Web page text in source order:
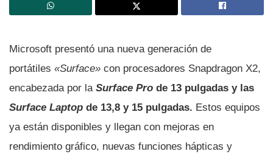
Microsoft presentó una nueva generación de
portátiles «Surface» con procesadores Snapdragon X2,
encabezada por la Surface Pro de 13 pulgadas y las
Surface Laptop de 13,8 y 15 pulgadas. Estos equipos
ya están disponibles y llegan con mejoras en
rendimiento gráfico, nuevas funciones hápticas y